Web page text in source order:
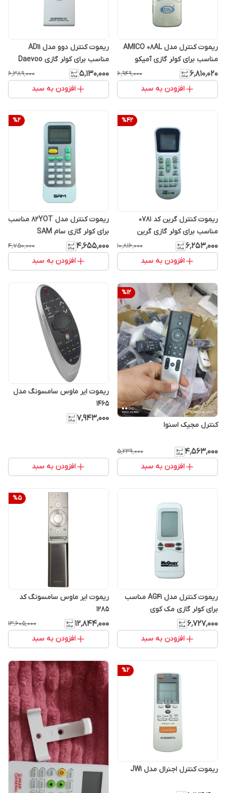
ریموت کنترل مدل AMICO 08AL
مناسب برای کولر گازی آمیکو
۶٬۸۱۰٬۰۲۰ ۶٬۹۴۹٬۰۰۰
افزودن به سبد
ریموت کنترل دوو مدل AD11
مناسب برای کولر گازی Daevoo
۵٬۱۳۰٬۰۰۰ ۶٬۳۸۹٬۰۰۰
افزودن به سبد
%42
ریموت کنترل گرین کد 0781
مناسب برای کولر گازی گرین
۶٬۲۵۳٬۰۰۰ ۱۰٬۸۱۶٬۰۰۰
افزودن به سبد
%2
ریموت کنترل مدل 82YOT مناسب
برای کولر گازی سام SAM
۴٬۶۵۵٬۰۰۰ ۴٬۷۵۰٬۰۰۰
افزودن به سبد
%12
کنترل مجیک اسنوا
۴٬۵۶۳٬۰۰۰ ۵٬۲۳۹٬۰۰۰
افزودن به سبد
ریموت ایر ماوس سامسونگ مدل
1465
۷٬۹۴۳٬۰۰۰
افزودن به سبد
ریموت کنترل مدل AG41 مناسب
برای کولر گازی مک کوی
۶٬۷۲۷٬۰۰۰
افزودن به سبد
%5
ریموت ایر ماوس سامسونگ کد
1285
۱۲٬۸۴۴٬۰۰۰ ۱۳٬۶۰۵٬۰۰۰
افزودن به سبد
%2
ریموت کنترل اجنرال مدل JW1